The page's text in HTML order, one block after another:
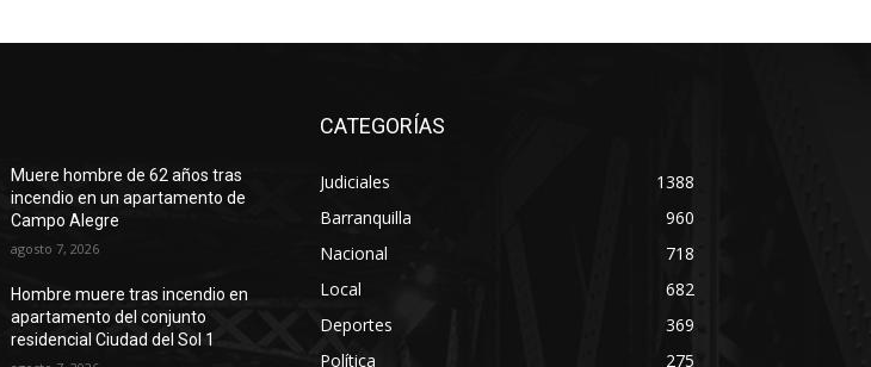
Muere hombre de 62 años tras
incendio en un apartamento de
Campo Alegre
agosto 7, 2026
Hombre muere tras incendio en
apartamento del conjunto
residencial Ciudad del Sol 1
CATEGORÍAS
Judiciales
1388
Barranquilla
960
Nacional
718
Local
682
Deportes
369
Política
275